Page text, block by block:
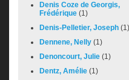
Denis Coze de Georgis,
Frédérique (1)
Denis-Pelletier, Joseph (1)
Dennene, Nelly (1)
Denoncourt, Julie (1)
Dentz, Amélie (1)